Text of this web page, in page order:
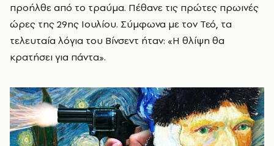
προήλθε από το τραύμα. Πέθανε τις πρώτες πρωινές
ώρες της 29ης Ιουλίου. Σύμφωνα με τον Τεό, τα
τελευταία λόγια του Βίνσεντ ήταν: «Η θλίψη θα
κρατήσει για πάντα».